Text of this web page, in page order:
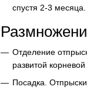
спустя 2-3 месяца.
Отделение
развитой корневой
Посадка.